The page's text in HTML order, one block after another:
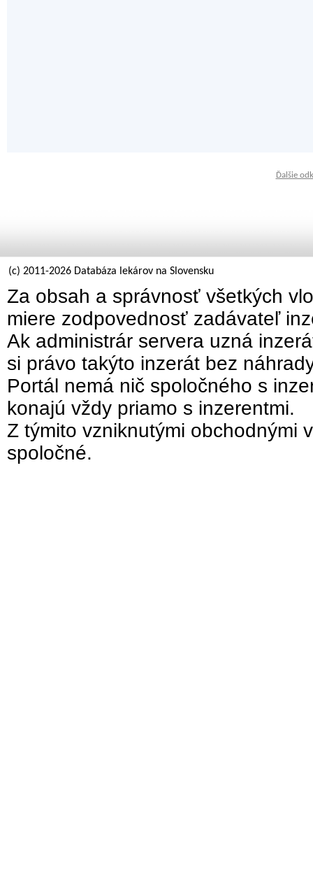
Ďalšie
(c) 2011-2026 Databáza lekárov na Slovensku
Za obsah a správnosť všetkých
miere zodpovednosť zadávateľ
Ak administrár servera uzná
si právo takýto inzerát bez
Portál nemá nič spoločného s
konajú vždy priamo s inzerentmi.
Z týmito vzniknutými obchodnými
spoločné.